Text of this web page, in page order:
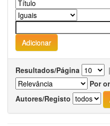
Resultados/Página |
Por
Autores/Registo